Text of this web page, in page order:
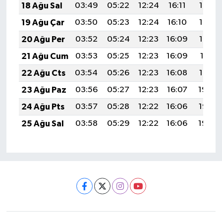
18 Ağu Sal
03:49 05:22 12:24 16:11
19:16
19 Ağu Çar
03:50 05:23 12:24 16:10
19:14
20 Ağu Per
03:52 05:24 12:23 16:09
19:13
21 Ağu Cum
03:53 05:25 12:23 16:09
19:11
22 Ağu Cts
03:54 05:26 12:23 16:08
19:10
23 Ağu Paz
03:56 05:27 12:23 16:07
19:08
24 Ağu Pts
03:57 05:28 12:22 16:06
19:07
25 Ağu Sal
03:58 05:29 12:22 16:06 19:05